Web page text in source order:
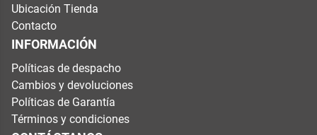
Ubicación Tienda
Contacto
INFORMACIÓN
Políticas de despacho
Cambios y devoluciones
Políticas de Garantía
Términos y condiciones